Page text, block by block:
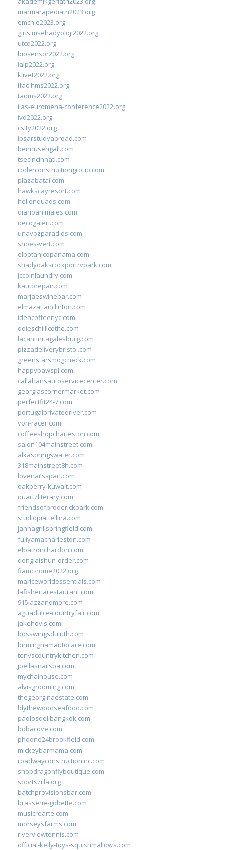
marmarapediatri2023.org
emchie2023.org
girisimselradyoloji2022.org
utcd2022.org
biosensor2022.org
ialp2022.org
klivet2022.org
ifac-hms2022.org
taoms2022.org
iias-euromena-conference2022.org
ivd2022.org
csity2022.org
ibsarstudyabroad.com
bennusehgall.com
tsecincinnati.com
roderconstructiongroup.com
plazabatai.com
hawkscayresort.com
hellonquads.com
diarioanimales.com
decogaleri.com
unavozparadios.com
shoes-vert.com
elbotanicopanama.com
shadyoaksrockportrvpark.com
jccoinlaundry.com
kautorepair.com
marjaeswinebar.com
elmazatlanclinton.com
ideacoffeenyc.com
odieschillicothe.com
lacantinitagalesburg.com
pizzadeliverybristol.com
greenstarsmogcheck.com
happypawspl.com
callahansautoservicecenter.com
georgiascornermarket.com
perfectfit24-7.com
portugalprivatedriver.com
von-racer.com
coffeeshopcharleston.com
salon104mainstreet.com
alkaspringswater.com
318mainstreet8h.com
lovenailsspari.com
oakberry-kuwait.com
quartzliterary.com
friendsofbroderickpark.com
studiopiattellina.com
jannagrillspringfield.com
fujiyamacharleston.com
elpatronchardon.com
donglaishun-order.com
fiamc-rome2022.org
mariceworldessentials.com
lafisheriarestaurant.com
915jazzandmore.com
aguadulce-countryfair.com
jakehovis.com
bosswingsduluth.com
birminghamautocare.com
tonyscountrykitchen.com
jbellasnailspa.com
mychaihouse.com
alvisgrooming.com
thegeorginaestate.com
blythewoodseafood.com
paolosdelibangkok.com
bobacove.com
phoone24brookfield.com
mickeybarmama.com
roadwayconstructioninc.com
shopdragonflyboutique.com
sportszilla.org
batchprovisionsbar.com
brasserie-gobette.com
musicrearte.com
morseysfarms.com
riverviewtennis.com
official-kelly-toys-squishmallows.com